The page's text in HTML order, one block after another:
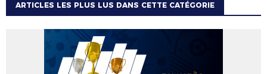
ARTICLES LES PLUS LUS DANS CETTE CATÉGORIE